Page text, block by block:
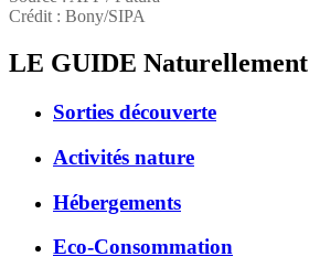
Crédit : Bony/SIPA
LE GUIDE Naturellement
Sorties découverte
Activités nature
Hébergements
Eco-Consommation